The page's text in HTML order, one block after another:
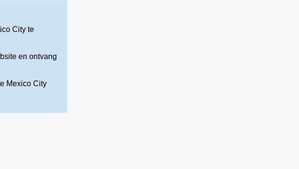
City te
en ontvang
Mexico City